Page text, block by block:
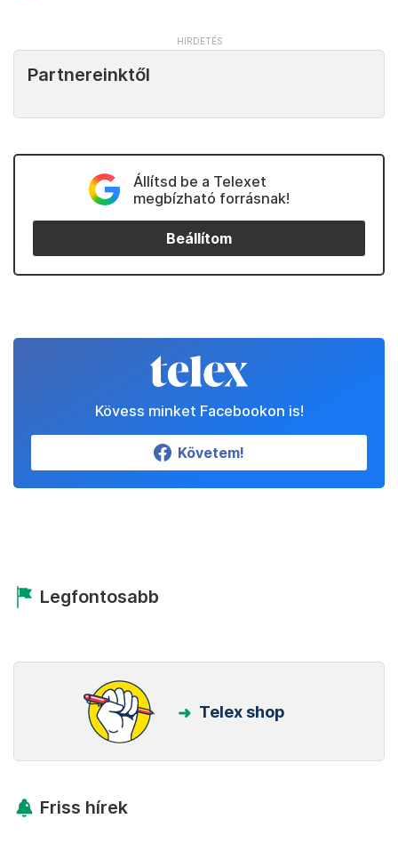
Partnereinktől
Állítsd be a Telexet
megbízható forrásnak!
Beállítom
Kövess minket Facebookon is!
Követem!
Legfontosabb
Telex shop
Friss hírek